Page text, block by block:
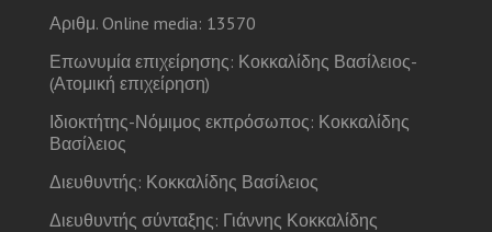
Αριθμ. Online media: 13570
Επωνυμία επιχείρησης: Κοκκαλίδης Βασίλειος-
(Ατομική επιχείρηση)
Ιδιοκτήτης-Νόμιμος εκπρόσωπος: Κοκκαλίδης
Βασίλειος
Διευθυντής: Κοκκαλίδης Βασίλειος
Διευθυντής σύνταξης: Γιάννης Κοκκαλίδης